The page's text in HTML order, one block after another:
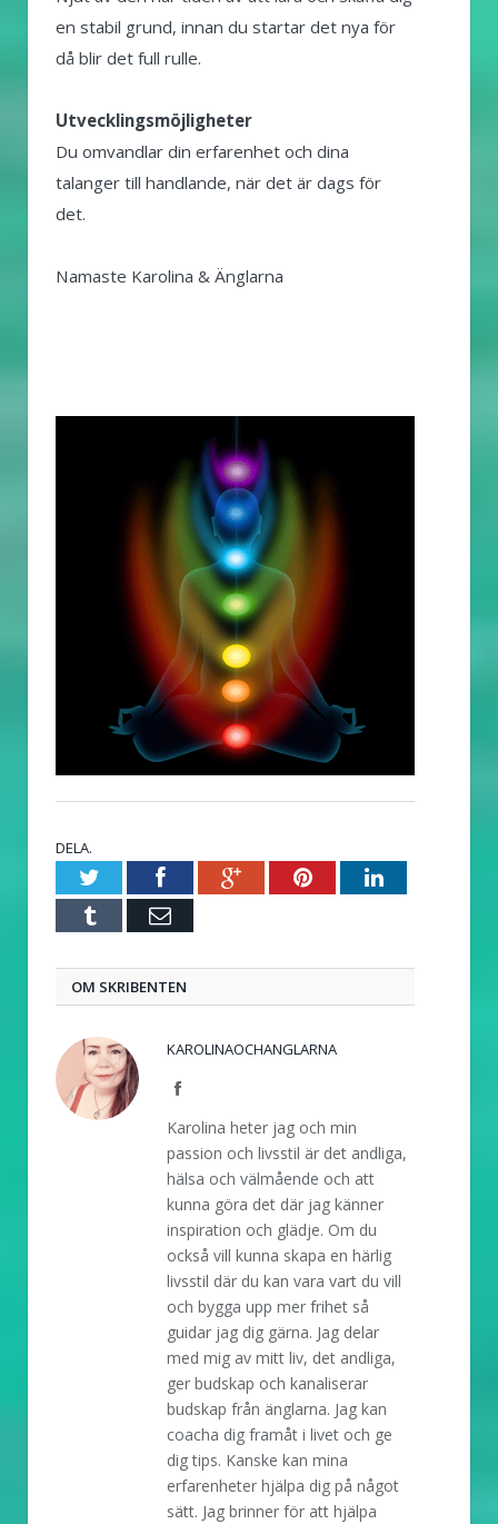
en stabil grund, innan du startar det nya för
då blir det full rulle.
Utvecklingsmöjligheter
Du omvandlar din erfarenhet och dina
talanger till handlande, när det är dags för
det.
Namaste Karolina & Änglarna
DELA.
TwitterFacebookGoogle+PinterestLinkedIn
Tumblr E-
OM SKRIBENTEN
KAROLINAOCHANGLARNA
Facebook
Karolina heter jag och min
passion och livsstil är det andliga,
hälsa och välmående och att
kunna göra det där jag känner
inspiration och glädje. Om du
också vill kunna skapa en härlig
livsstil där du kan vara vart du vill
och bygga upp mer frihet så
guidar jag dig gärna. Jag delar
med mig av mitt liv, det andliga,
ger budskap och kanaliserar
budskap från änglarna. Jag kan
coacha dig framåt i livet och ge
dig tips. Kanske kan mina
erfarenheter hjälpa dig på något
sätt. Jag brinner för att hjälpa